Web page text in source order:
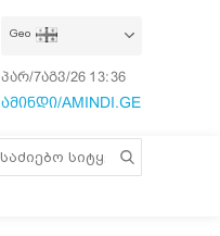
Geo
პარ/7აგვ/26 13:36:38
ამინდი/AMINDI.GE